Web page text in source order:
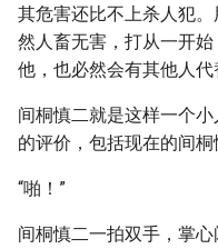
其危害还比不上杀人犯
然人畜无害，打从一开
他，也必然会有其他人代
间桐慎二就是这样一个
的评价，包括现在的间桐
“啪！”
间桐慎二一拍双手，掌